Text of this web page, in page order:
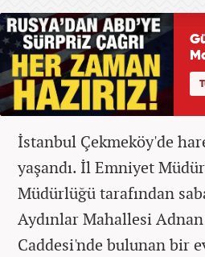
İstanbul Çekmeköy'de
yaşandı. İl Emniyet
Müdürlüğü tarafından
Aydınlar Mahallesi
Caddesi'nde bulunan bir